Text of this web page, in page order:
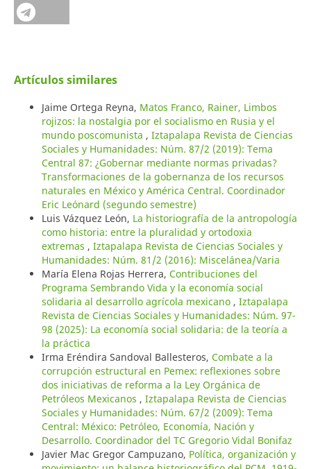
Artículos similares
Jaime Ortega Reyna, Matos Franco, Rainer, Limbos
rojizos: la nostalgia por el socialismo en Rusia y el
mundo poscomunista , Iztapalapa Revista de Ciencias
Sociales y Humanidades: Núm. 87/2 (2019): Tema
Central 87: ¿Gobernar mediante normas privadas?
Transformaciones de la gobernanza de los recursos
naturales en México y América Central. Coordinador
Eric Leónard (segundo semestre)
Luis Vázquez León, La historiografía de la antropología
como historia: entre la pluralidad y ortodoxia
extremas , Iztapalapa Revista de Ciencias Sociales y
Humanidades: Núm. 81/2 (2016): Miscelánea/Varia
María Elena Rojas Herrera, Contribuciones del
Programa Sembrando Vida y la economía social
solidaria al desarrollo agrícola mexicano , Iztapalapa
Revista de Ciencias Sociales y Humanidades: Núm. 97-
98 (2025): La economía social solidaria: de la teoría a
la práctica
Irma Eréndira Sandoval Ballesteros, Combate a la
corrupción estructural en Pemex: reflexiones sobre
dos iniciativas de reforma a la Ley Orgánica de
Petróleos Mexicanos , Iztapalapa Revista de Ciencias
Sociales y Humanidades: Núm. 67/2 (2009): Tema
Central: México: Petróleo, Economía, Nación y
Desarrollo. Coordinador del TC Gregorio Vidal Bonifaz
Javier Mac Gregor Campuzano, Política, organización y